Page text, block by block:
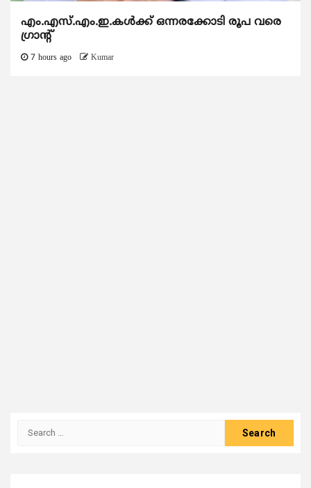
എം.എസ്.എം.ഇ.കൾക്ക് ഒന്നരക്കോടി രൂപ വരെ
ഗ്രാന്റ്
7 hours ago Kumar
Search